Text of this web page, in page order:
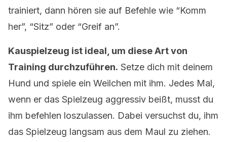
trainiert, dann hören sie auf Befehle wie “Komm
her”, “Sitz” oder “Greif an”.
Kauspielzeug ist ideal, um diese Art von
Training durchzuführen. Setze dich mit deinem
Hund und spiele ein Weilchen mit ihm. Jedes Mal,
wenn er das Spielzeug aggressiv beißt, musst du
ihm befehlen loszulassen. Dabei versuchst du, ihm
das Spielzeug langsam aus dem Maul zu ziehen.